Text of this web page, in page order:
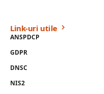
Link-uri utile
ANSPDCP
GDPR
DNSC
NIS2